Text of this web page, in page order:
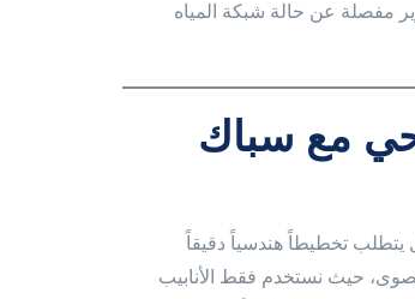
مفصلة عن حالة شبكة المياه
مع سباك
يتطلب تخطيطاً هندسياً دقيقاً
حيث نستخدم فقط الأنابيب